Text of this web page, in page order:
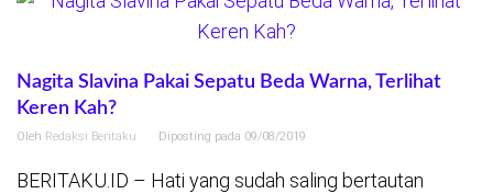
Nagita Slavina Pakai Sepatu Beda Warna, Terlihat
Keren Kah?
Oleh Redaksi Beritaku Diposting pada 09/08/2019
BERITAKU.ID – Hati yang sudah saling bertautan